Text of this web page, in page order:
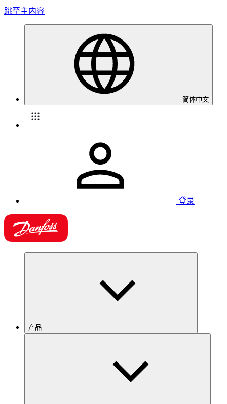
跳至主内容
简体中文
登录
产品